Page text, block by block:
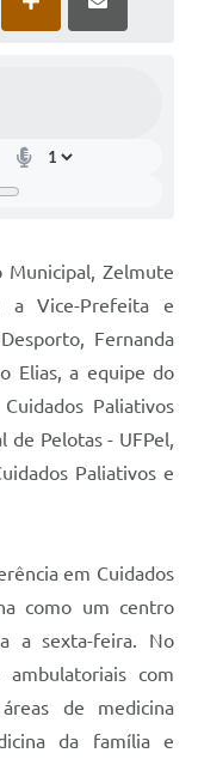
Municipal, Zelmute
a Vice-Prefeita e
Fernanda
Elias, a equipe do
Paliativos
de Pelotas - UFPel,
Paliativos e
em Cuidados
como um centro
a sexta-feira. No
ambulatoriais com
de medicina
da família e